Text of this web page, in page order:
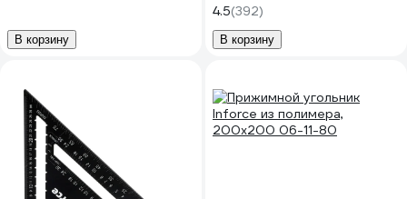
В корзину
4.5(392)
В корзину